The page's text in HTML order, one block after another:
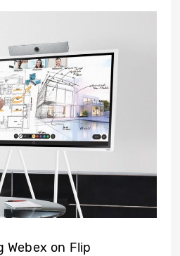
Webex on Flip